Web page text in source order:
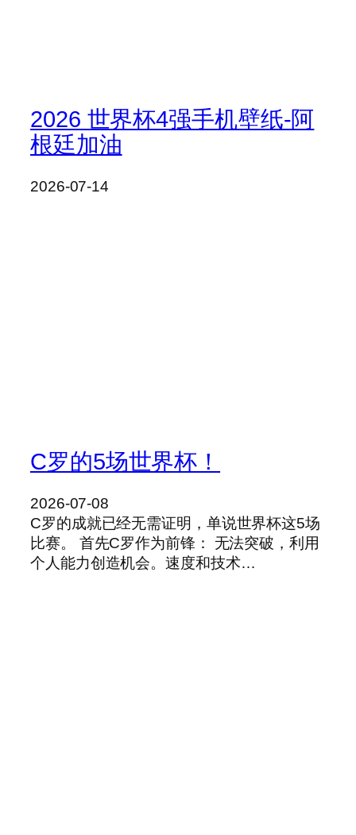
2026 世界杯4强手机壁纸-阿
根廷加油
2026-07-14
C罗的5场世界杯！
2026-07-08
C罗的成就已经无需证明，单说世界杯这5场
比赛。 首先C罗作为前锋： 无法突破，利用
个人能力创造机会。速度和技术…